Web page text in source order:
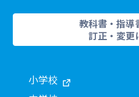
教科書・指導
訂正・変更
小学校